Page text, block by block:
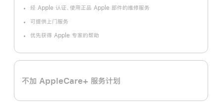
经 Apple 认证、使用正品 Apple 部件的维修服务
可提供上门服务
优先获得 Apple 专家的帮助
不加 AppleCare+ 服务计划